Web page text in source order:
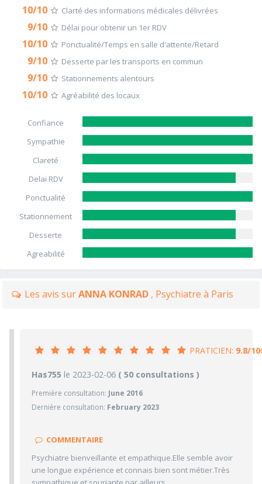
10/10 Clarté des informations médicales délivrées
9/10 Délai pour obtenir un 1er RDV
10/10 Ponctualité/Temps en salle d'attente/Retard
9/10 Desserte par les transports en commun
9/10 Stationnements alentours
10/10 Agréabilité des locaux
Confiance
Sympathie
Clareté
Delai RDV
Ponctualité
Stationnement
Desserte
Agreabilité
Les avis surANNA KONRAD , Psychiatre à Paris
PRATICIEN: 9.8/10
PRATICIEN9.8/10
10/10 Confiance accordée
10/10 Sympathie
10/10 Ponctualité/Temps en salle d'attente/Retard
Has755 le 2023-02-06 ( 50 consultations )
Première consultation: June 2016
Dernière consultation: February 2023
COMMENTAIRE
Psychiatre bienveillante et empathique.Elle semble avoir
une longue expérience et connais bien sont métier.Très